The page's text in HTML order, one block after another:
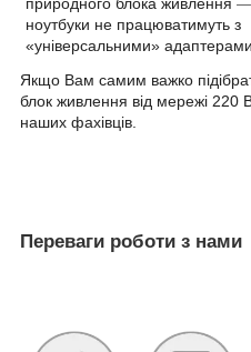
—
ноутбуки не працюватимуть з
«універсальними» адаптерами.
Якщо Вам самим важко
блок живлення від мережі 220
наших фахівців.
Переваги роботи з нами